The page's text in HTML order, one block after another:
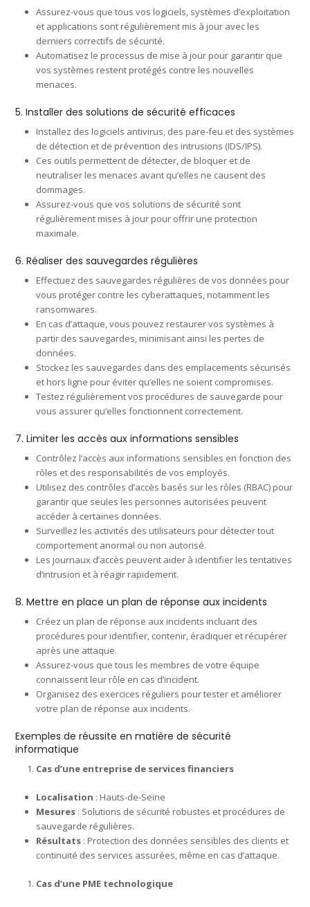
Assurez-vous que tous vos logiciels, systèmes d’exploitation
et applications sont régulièrement mis à jour avec les
derniers correctifs de sécurité.
Automatisez le processus de mise à jour pour garantir que
vos systèmes restent protégés contre les nouvelles
menaces.
5. Installer des solutions de sécurité efficaces
Installez des logiciels antivirus, des pare-feu et des systèmes
de détection et de prévention des intrusions (IDS/IPS).
Ces outils permettent de détecter, de bloquer et de
neutraliser les menaces avant qu’elles ne causent des
dommages.
Assurez-vous que vos solutions de sécurité sont
régulièrement mises à jour pour offrir une protection
maximale.
6. Réaliser des sauvegardes régulières
Effectuez des sauvegardes régulières de vos données pour
vous protéger contre les cyberattaques, notamment les
ransomwares.
En cas d’attaque, vous pouvez restaurer vos systèmes à
partir des sauvegardes, minimisant ainsi les pertes de
données.
Stockez les sauvegardes dans des emplacements sécurisés
et hors ligne pour éviter qu’elles ne soient compromises.
Testez régulièrement vos procédures de sauvegarde pour
vous assurer qu’elles fonctionnent correctement.
7. Limiter les accès aux informations sensibles
Contrôlez l’accès aux informations sensibles en fonction des
rôles et des responsabilités de vos employés.
Utilisez des contrôles d’accès basés sur les rôles (RBAC) pour
garantir que seules les personnes autorisées peuvent
accéder à certaines données.
Surveillez les activités des utilisateurs pour détecter tout
comportement anormal ou non autorisé.
Les journaux d’accès peuvent aider à identifier les tentatives
d’intrusion et à réagir rapidement.
8. Mettre en place un plan de réponse aux incidents
Créez un plan de réponse aux incidents incluant des
procédures pour identifier, contenir, éradiquer et récupérer
après une attaque.
Assurez-vous que tous les membres de votre équipe
connaissent leur rôle en cas d’incident.
Organisez des exercices réguliers pour tester et améliorer
votre plan de réponse aux incidents.
Exemples de réussite en matière de sécurité
informatique
Cas d’une entreprise de services financiers
Localisation : Hauts-de-Seine
Mesures : Solutions de sécurité robustes et procédures de
sauvegarde régulières.
Résultats : Protection des données sensibles des clients et
continuité des services assurées, même en cas d’attaque.
Cas d’une PME technologique